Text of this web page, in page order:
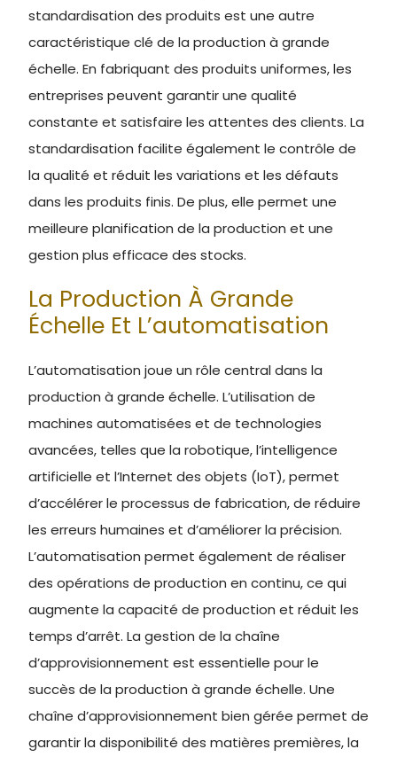
standardisation des produits est une autre
caractéristique clé de la production à grande
échelle. En fabriquant des produits uniformes, les
entreprises peuvent garantir une qualité
constante et satisfaire les attentes des clients. La
standardisation facilite également le contrôle de
la qualité et réduit les variations et les défauts
dans les produits finis. De plus, elle permet une
meilleure planification de la production et une
gestion plus efficace des stocks.
La Production À Grande
Échelle Et L’automatisation
L’automatisation joue un rôle central dans la
production à grande échelle. L’utilisation de
machines automatisées et de technologies
avancées, telles que la robotique, l’intelligence
artificielle et l’Internet des objets (IoT), permet
d’accélérer le processus de fabrication, de réduire
les erreurs humaines et d’améliorer la précision.
L’automatisation permet également de réaliser
des opérations de production en continu, ce qui
augmente la capacité de production et réduit les
temps d’arrêt. La gestion de la chaîne
d’approvisionnement est essentielle pour le
succès de la production à grande échelle. Une
chaîne d’approvisionnement bien gérée permet de
garantir la disponibilité des matières premières, la